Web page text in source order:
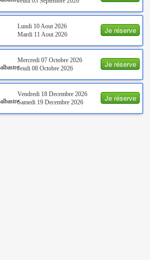
Je réserve
Lundi 10 Aout 2026
Mardi 11 Aout 2026
Je réserve
Mercredi 07 Octobre 2026
Jeudi 08 Octobre 2026
Je réserve
Vendredi 18 Decembre 2026
Samedi 19 Decembre 2026